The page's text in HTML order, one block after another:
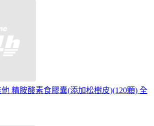
精胺酸素食膠囊(添加松樹皮)(120顆) 全